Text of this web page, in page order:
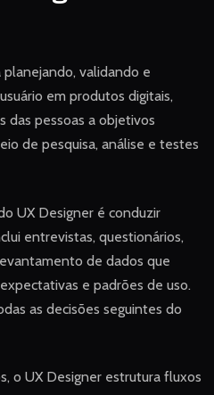
planejando, validando e
em produtos digitais,
das pessoas a objetivos
de pesquisa, análise e testes
UX Designer é conduzir
entrevistas, questionários,
de dados que
e padrões de uso.
as decisões seguintes do
o UX Designer estrutura fluxos